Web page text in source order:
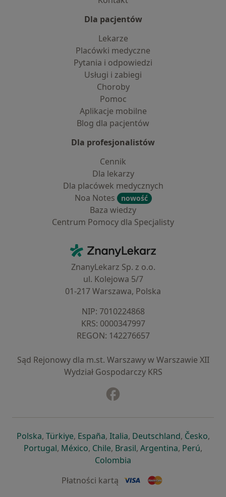
Dla pacjentów
Lekarze
Placówki medyczne
Pytania i odpowiedzi
Usługi i zabiegi
Choroby
Pomoc
Aplikacje mobilne
Blog dla pacjentów
Dla profesjonalistów
Cennik
Dla lekarzy
Dla placówek medycznych
Noa Notes
nowość
Baza wiedzy
Centrum Pomocy dla Specjalisty
ZnanyLekarz - Strona główna
ZnanyLekarz Sp. z o.o.
ul. Kolejowa 5/7
01-217 Warszawa, Polska
NIP: ⁠7010224868
KRS: ⁠0000347997
REGON: ⁠142276657
Sąd Rejonowy dla m.st. Warszawy w Warszawie XII
Wydział Gospodarczy KRS
Polskaotwiera się w nowej karcie
, Türkiyeotwiera się w nowej karcie
, Españaotwiera się w nowej karcie
, Italiaotwiera się w nowej
, Deutschlandotwiera się
, Česko,
Portugalotwiera się w nowej karcie
, Méxicootwiera się w nowej karcie
, Chileotwiera się w nowej karcie
, Brasilotwiera się w nowej
, Argentinaotwiera się
, Perú,
Colombia
Płatności kartą